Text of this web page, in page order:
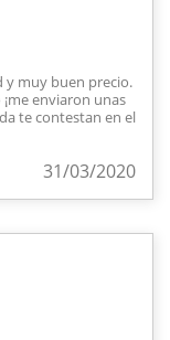
y muy buen precio.
enviaron unas
te contestan en el
31/03/2020